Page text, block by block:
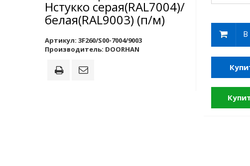
Нстукко серая(RAL7004)/
белая(RAL9003) (п/м)
Артикул: 3F260/S00-7004/9003
Производитель: DOORHAN
В